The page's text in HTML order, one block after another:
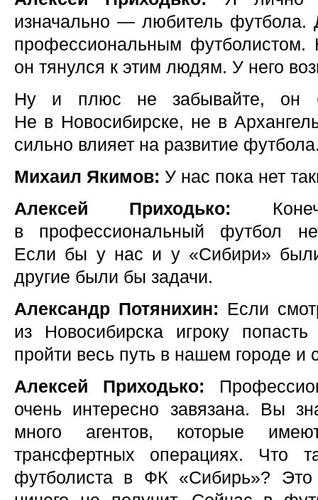
изначально — любитель футбола.
профессиональным
он тянулся к этим людям. У него
Ну и плюс не забывайте, он
Не в Новосибирске, не в
сильно влияет на развитие
Михаил Якимов: У нас пока нет
Алексей Приходько:
в профессиональный футбол
Если бы у нас и у «Сибири»
другие были бы задачи.
Александр Потянихин: Если
из Новосибирска игроку
пройти весь путь в нашем городе и
Алексей Приходько:
очень интересно завязана. Вы
много агентов, которые
трансфертных операциях. Что
футболиста в ФК «Сибирь»? Это